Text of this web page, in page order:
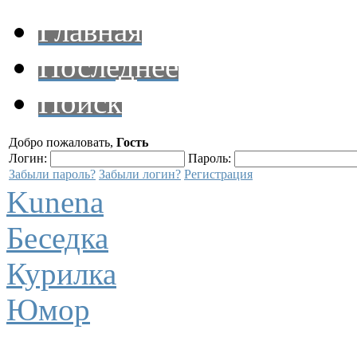
Главная
Последнее
Поиск
Добро пожаловать, Гость
Логин:
Пароль:
Забыли пароль? Забыли логин? Регистрация
Kunena
Беседка
Курилка
Юмор